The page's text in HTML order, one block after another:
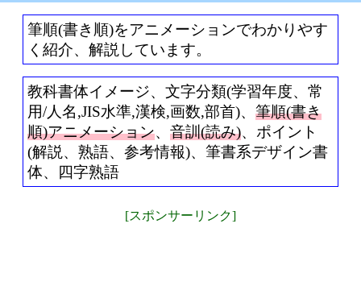
筆順(書き順)をアニメーションでわかりやす
く紹介、解説しています。
教科書体イメージ、文字分類(学習年度、常
用/人名,JIS水準,漢検,画数,部首)、 筆順(書き
順)アニメーション、 音訓(読み)、ポイント
(解説、熟語、参考情報)、筆書系デザイン書
体、四字熟語
[スポンサーリンク]